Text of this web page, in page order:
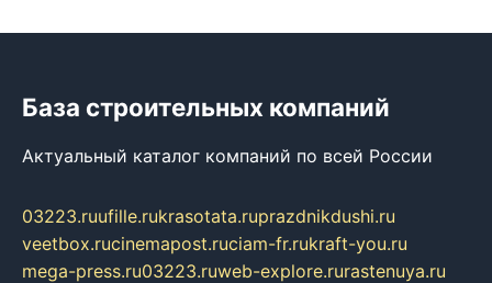
База строительных компаний
Актуальный каталог компаний по всей России
03223.ruufille.rukrasotata.ruprazdnikdushi.ru
veetbox.rucinemapost.ruciam-fr.rukraft-you.ru
mega-press.ru03223.ruweb-explore.rurastenuya.ru